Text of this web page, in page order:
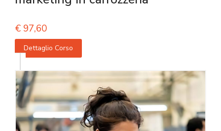
€ 97,60
Dettaglio Corso